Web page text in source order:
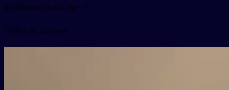
nǐ xǐhuan pǎobù ma ？
Vidéo de la carte